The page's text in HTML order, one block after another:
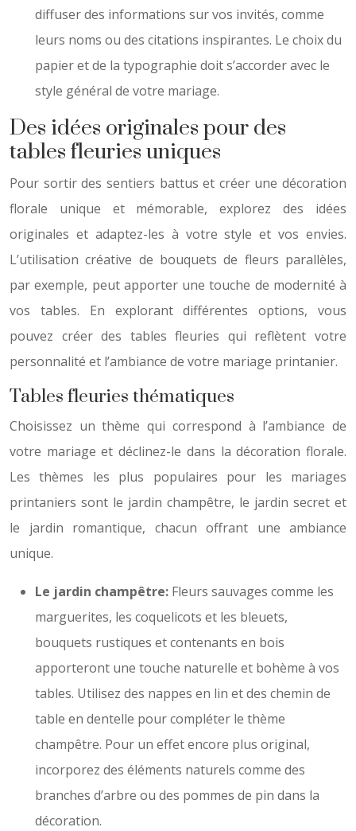
diffuser des informations sur vos invités, comme
leurs noms ou des citations inspirantes. Le choix du
papier et de la typographie doit s’accorder avec le
style général de votre mariage.
Des idées originales pour des
tables fleuries uniques
Pour sortir des sentiers battus et créer une décoration
florale unique et mémorable, explorez des idées
originales et adaptez-les à votre style et vos envies.
L’utilisation créative de bouquets de fleurs parallèles,
par exemple, peut apporter une touche de modernité à
vos tables. En explorant différentes options, vous
pouvez créer des tables fleuries qui reflètent votre
personnalité et l’ambiance de votre mariage printanier.
Tables fleuries thématiques
Choisissez un thème qui correspond à l’ambiance de
votre mariage et déclinez-le dans la décoration florale.
Les thèmes les plus populaires pour les mariages
printaniers sont le jardin champêtre, le jardin secret et
le jardin romantique, chacun offrant une ambiance
unique.
Le jardin champêtre: Fleurs sauvages comme les
marguerites, les coquelicots et les bleuets,
bouquets rustiques et contenants en bois
apporteront une touche naturelle et bohème à vos
tables. Utilisez des nappes en lin et des chemin de
table en dentelle pour compléter le thème
champêtre. Pour un effet encore plus original,
incorporez des éléments naturels comme des
branches d’arbre ou des pommes de pin dans la
décoration.